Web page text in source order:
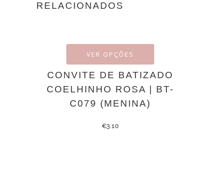
RELACIONADOS
VER OPÇÕES
CONVITE DE BATIZADO
COELHINHO ROSA | BT-
C079 (MENINA)
€3.10